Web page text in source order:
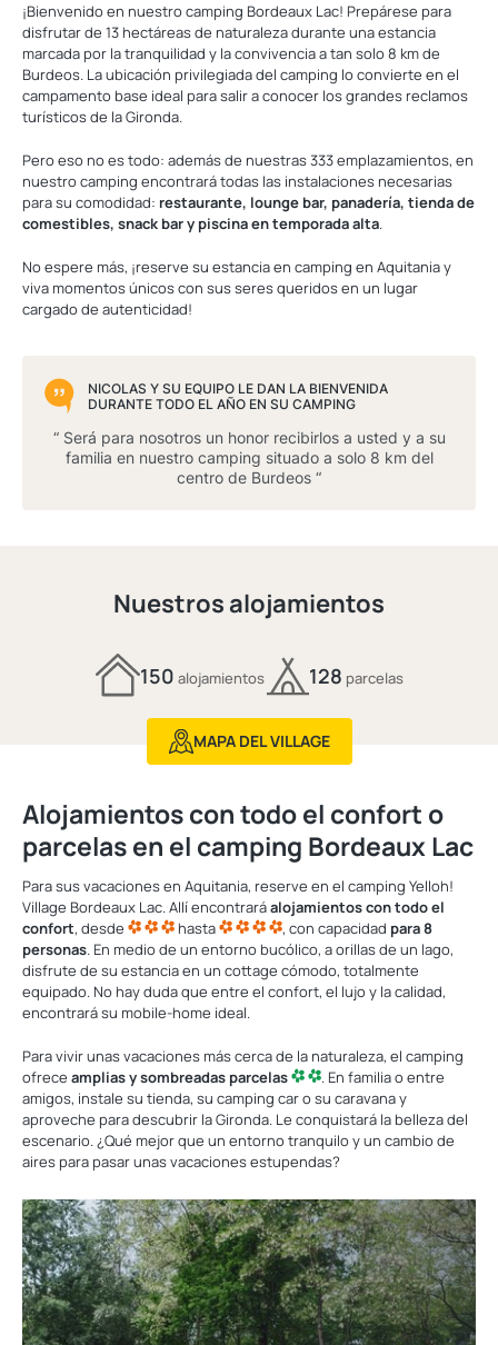
¡Bienvenido en nuestro camping Bordeaux Lac! Prepárese para
disfrutar de 13 hectáreas de naturaleza durante una estancia
marcada por la tranquilidad y la convivencia a tan solo 8 km de
Burdeos. La ubicación privilegiada del camping lo convierte en el
campamento base ideal para salir a conocer los grandes reclamos
turísticos de la Gironda.
Pero eso no es todo: además de nuestras 333 emplazamientos, en
nuestro camping encontrará todas las instalaciones necesarias
para su comodidad: restaurante, lounge bar, panadería, tienda de
comestibles, snack bar y piscina en temporada alta.
No espere más, ¡reserve su estancia en camping en Aquitania y
viva momentos únicos con sus seres queridos en un lugar
cargado de autenticidad!
NICOLAS Y SU EQUIPO LE DAN LA BIENVENIDA
DURANTE TODO EL AÑO EN SU CAMPING
“ Será para nosotros un honor recibirlos a usted y a su
familia en nuestro camping situado a solo 8 km del
centro de Burdeos “
Nuestros alojamientos
150 alojamientos 128 parcelas
MAPA DEL VILLAGE
Alojamientos con todo el confort o
parcelas en el camping Bordeaux Lac
Para sus vacaciones en Aquitania, reserve en el camping Yelloh!
Village Bordeaux Lac. Allí encontraráalojamientos con todo el
confort, desde hasta , con capacidad para 8
personas. En medio de un entorno bucólico, a orillas de un lago,
disfrute de su estancia en un cottage cómodo, totalmente
equipado. No hay duda que entre el confort, el lujo y la calidad,
encontrará su mobile-home ideal.
Para vivir unas vacaciones más cerca de la naturaleza, el camping
ofrece amplias y sombreadas parcelas
. En familia o entre
amigos, instale su tienda, su camping car o su caravana y
aproveche para descubrir la Gironda. Le conquistará la belleza del
escenario. ¿Qué mejor que un entorno tranquilo y un cambio de
aires para pasar unas vacaciones estupendas?
Descubre
nuestros
Alojamientos